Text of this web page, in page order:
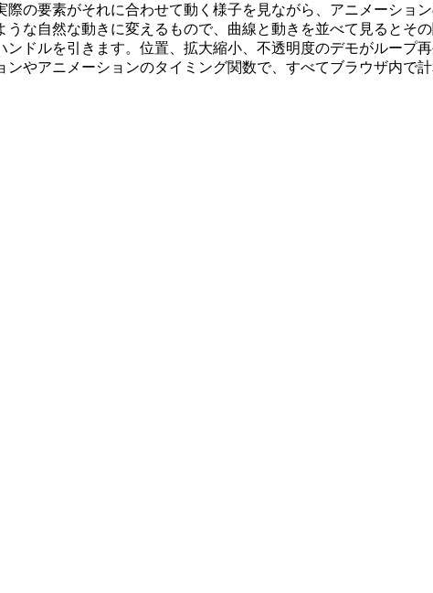
際の要素がそれに合わせて動く様子を見ながら、アニメーシ
うな自然な動きに変えるもので、曲線と動きを並べて見るとそ
ドルを引きます。位置、拡大縮小、不透明度のデモがループ
やアニメーションのタイミング関数で、すべてブラウザ内で計